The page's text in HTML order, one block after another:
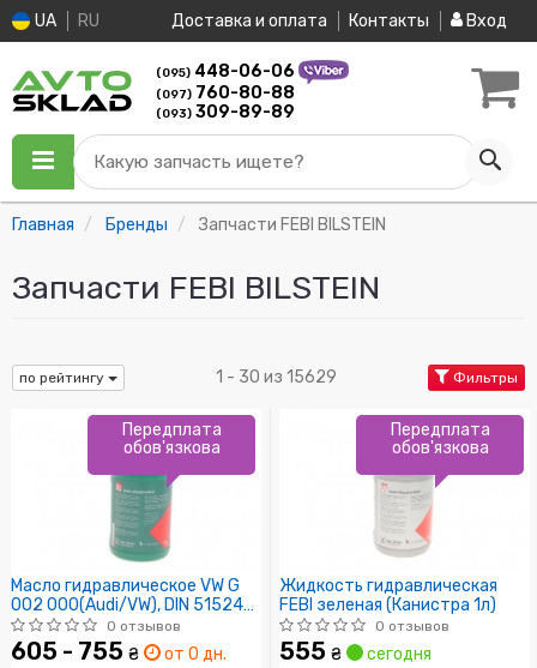
UA RU Доставка и оплата Контакты Вход
(095) 448-06-06
(097) 760-80-88
(093) 309-89-89
Какую запчасть ищете?
Главная Бренды Запчасти FEBI BILSTEIN
Запчасти FEBI BILSTEIN
по рейтингу 1 - 30 из 15629 Фильтры
Масло гидравлическое VW G
002 000(Audi/VW), DIN 51524
T2, ISO 7
0 отзывов
605 - 755 ₴ от 0 дн.
Передплата
обов'язкова
Жидкость гидравлическая
FEBI зеленая (Канистра 1л)
0 отзывов
555 ₴ сегодня
Передплата
обов'язкова